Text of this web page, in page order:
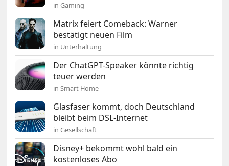
in Gaming
Matrix feiert Comeback: Warner
bestätigt neuen Film
in Unterhaltung
Der ChatGPT-Speaker könnte richtig
teuer werden
in Smart Home
Glasfaser kommt, doch Deutschland
bleibt beim DSL-Internet
in Gesellschaft
Disney+ bekommt wohl bald ein
kostenloses Abo